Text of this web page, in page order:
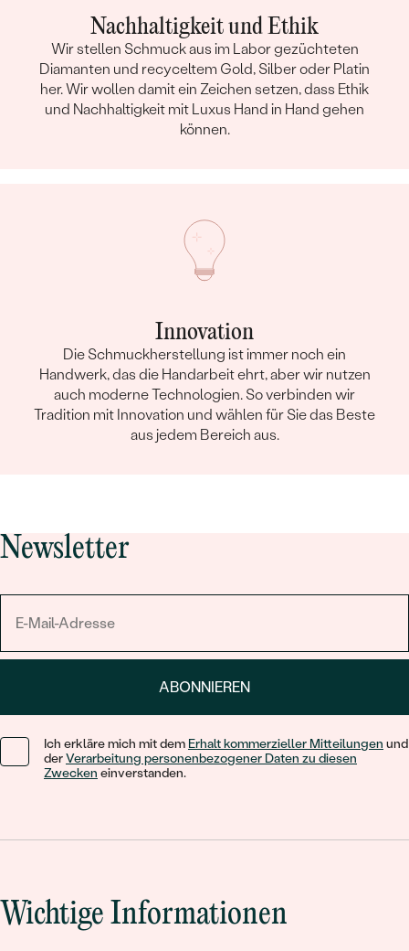
Nachhaltigkeit und Ethik
Wir stellen Schmuck aus im Labor gezüchteten
Diamanten und recyceltem Gold, Silber oder Platin
her. Wir wollen damit ein Zeichen setzen, dass Ethik
und Nachhaltigkeit mit Luxus Hand in Hand gehen
können.
Innovation
Die Schmuckherstellung ist immer noch ein
Handwerk, das die Handarbeit ehrt, aber wir nutzen
auch moderne Technologien. So verbinden wir
Tradition mit Innovation und wählen für Sie das Beste
aus jedem Bereich aus.
Newsletter
ABONNIEREN
Ich erkläre mich mit dem Erhalt kommerzieller Mitteilungen und
derVerarbeitung personenbezogener Daten zu diesen
Zwecken einverstanden.
Wichtige Informationen